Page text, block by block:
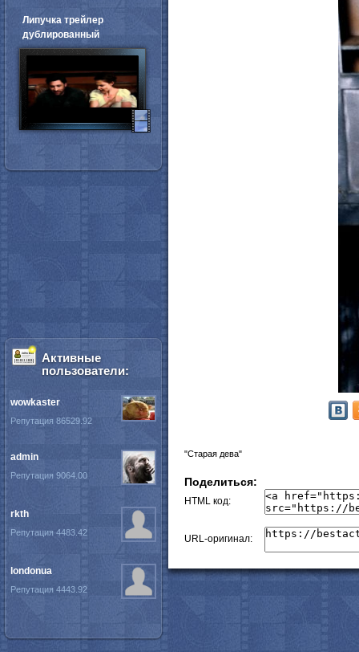
"Старая дева"
Поделиться:
HTML код:
URL-оригинал:
Липучка трейлер
дублированный
Активные
пользователи:
wowkaster
Репутация 86529.92
admin
Репутация 9064.00
rkth
Репутация 4483.42
londonua
Репутация 4443.92